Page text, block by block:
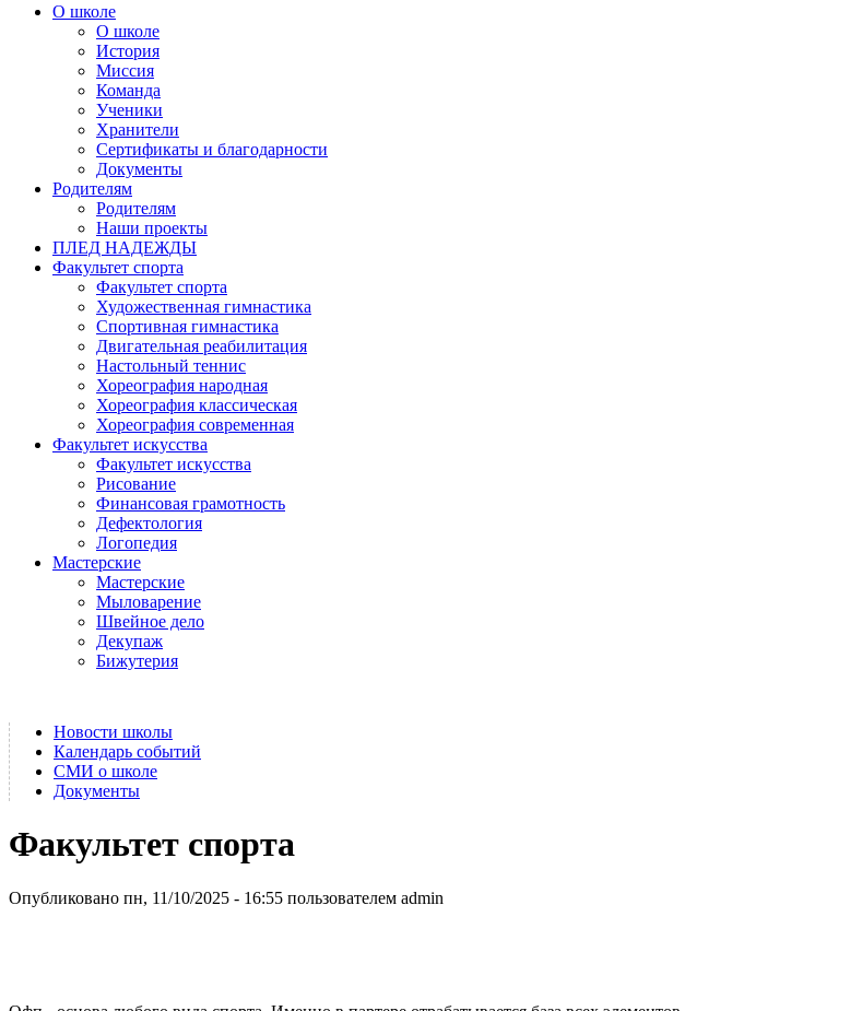
О школе
О школе
История
Миссия
Команда
Ученики
Хранители
Сертификаты и благодарности
Документы
Родителям
Родителям
Наши проекты
ПЛЕД НАДЕЖДЫ
Факультет спорта
Факультет спорта
Художественная гимнастика
Спортивная гимнастика
Двигательная реабилитация
Настольный теннис
Хореография народная
Хореография классическая
Хореография современная
Факультет искусства
Факультет искусства
Рисование
Финансовая грамотность
Дефектология
Логопедия
Мастерские
Мастерские
Мыловарение
Швейное дело
Декупаж
Бижутерия
Новости школы
Календарь событий
СМИ о школе
Документы
Факультет спорта
Опубликовано пн, 11/10/2025 - 16:55 пользователем admin